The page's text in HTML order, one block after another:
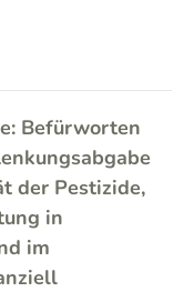
Befürworten
der Pestizide,
in
im